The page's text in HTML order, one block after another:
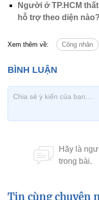
Người ở TP.HCM
hỗ trợ theo diện nào?
Xem thêm về: Công nhân
Tin cùng chuyên